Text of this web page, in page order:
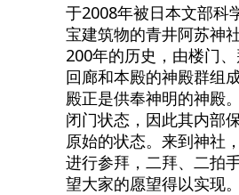
于2008年被日本文部科
宝建筑物的青井阿苏神
200年的历史，由楼门、
回廊和本殿的神殿群组
殿正是供奉神明的神殿
闭门状态，因此其内部
原始的状态。来到神社
进行参拜，二拜、二拍
望大家的愿望得以实现。